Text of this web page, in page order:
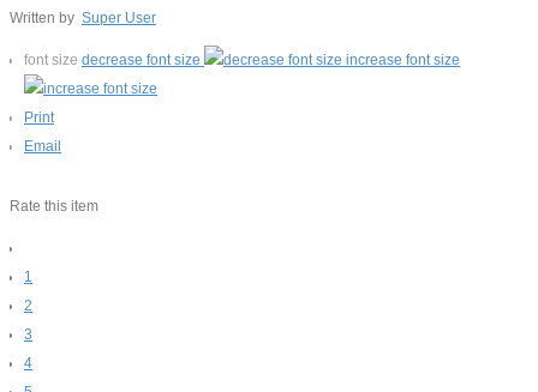
Written by Super User
font size decrease font size increase font size
Print
Email
Rate this item
1
2
3
4